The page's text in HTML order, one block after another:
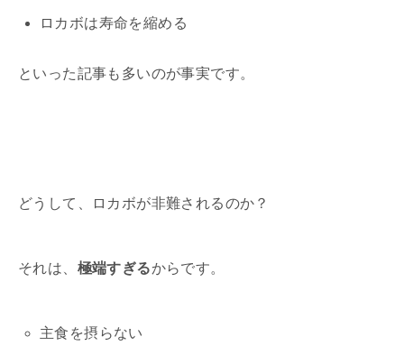
ロカボは寿命を縮める
といった記事も多いのが事実です。
どうして、ロカボが非難されるのか？
それは、 極端すぎるからです。
主食を摂らない